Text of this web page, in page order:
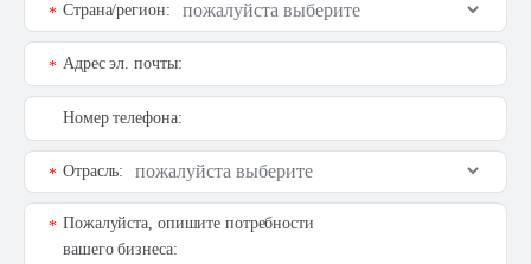
Страна/регион:
*
Адрес эл. почты:
*
Номер телефона:
Отрасль:
*
Пожалуйста, опишите потребности
вашего бизнеса:
*